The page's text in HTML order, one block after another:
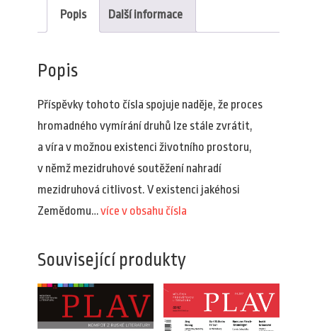
Popis Další informace
Popis
Příspěvky tohoto čísla spojuje naděje, že proces
hromadného vymírání druhů lze stále zvrátit,
a víra v možnou existenci životního prostoru,
v němž mezidruhové soutěžení nahradí
mezidruhová citlivost. V existenci jakéhosi
Zemědomu…více v obsahu čísla
Související produkty